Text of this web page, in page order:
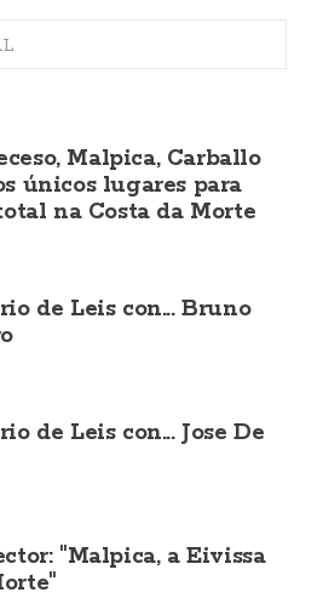
Malpica, Carballo
únicos lugares para
na Costa da Morte
de Leis con... Bruno
de Leis con... Jose De
"Malpica, a Eivissa